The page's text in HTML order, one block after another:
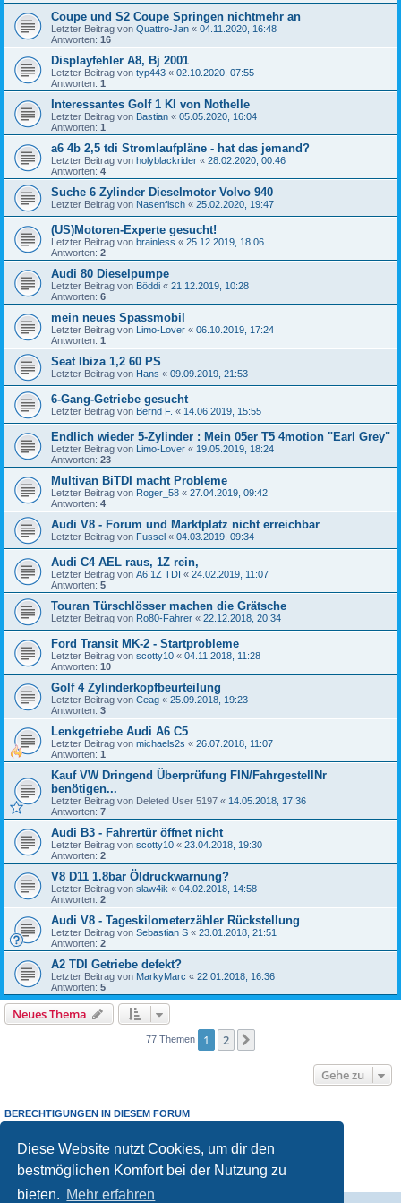
Diese Website nutzt Cookies, um dir den
bestmöglichen Komfort bei der Nutzung zu
bieten. Mehr erfahren
Coupe und S2 Coupe Springen nichtmehr an
Letzter Beitrag von Quattro-Jan « 04.11.2020, 16:48
Antworten: 16
Displayfehler A8, Bj 2001
Letzter Beitrag von typ443 « 02.10.2020, 07:55
Antworten: 1
Interessantes Golf 1 KI von Nothelle
Letzter Beitrag von Bastian « 05.05.2020, 16:04
Antworten: 1
a6 4b 2,5 tdi Stromlaufpläne - hat das jemand?
Letzter Beitrag von holyblackrider « 28.02.2020, 00:46
Antworten: 4
Suche 6 Zylinder Dieselmotor Volvo 940
Letzter Beitrag von Nasenfisch « 25.02.2020, 19:47
(US)Motoren-Experte gesucht!
Letzter Beitrag von brainless « 25.12.2019, 18:06
Antworten: 2
Audi 80 Dieselpumpe
Letzter Beitrag von Böddi « 21.12.2019, 10:28
Antworten: 6
mein neues Spassmobil
Letzter Beitrag von Limo-Lover « 06.10.2019, 17:24
Antworten: 1
Seat Ibiza 1,2 60 PS
Letzter Beitrag von Hans « 09.09.2019, 21:53
6-Gang-Getriebe gesucht
Letzter Beitrag von Bernd F. « 14.06.2019, 15:55
Endlich wieder 5-Zylinder : Mein 05er T5 4motion "Earl Grey"
Letzter Beitrag von Limo-Lover « 19.05.2019, 18:24
Antworten: 23
Multivan BiTDI macht Probleme
Letzter Beitrag von Roger_58 « 27.04.2019, 09:42
Antworten: 4
Audi V8 - Forum und Marktplatz nicht erreichbar
Letzter Beitrag von Fussel « 04.03.2019, 09:34
Audi C4 AEL raus, 1Z rein,
Letzter Beitrag von A6 1Z TDI « 24.02.2019, 11:07
Antworten: 5
Touran Türschlösser machen die Grätsche
Letzter Beitrag von Ro80-Fahrer « 22.12.2018, 20:34
Ford Transit MK-2 - Startprobleme
Letzter Beitrag von scotty10 « 04.11.2018, 11:28
Antworten: 10
Golf 4 Zylinderkopfbeurteilung
Letzter Beitrag von Ceag « 25.09.2018, 19:23
Antworten: 3
Lenkgetriebe Audi A6 C5
Letzter Beitrag von michaels2s « 26.07.2018, 11:07
Antworten: 1
Kauf VW Dringend Überprüfung FIN/FahrgestellNr
benötigen...
Letzter Beitrag von Deleted User 5197 « 14.05.2018, 17:36
Antworten: 7
Audi B3 - Fahrertür öffnet nicht
Letzter Beitrag von scotty10 « 23.04.2018, 19:30
Antworten: 2
V8 D11 1.8bar Öldruckwarnung?
Letzter Beitrag von slaw4ik « 04.02.2018, 14:58
Antworten: 2
Audi V8 - Tageskilometerzähler Rückstellung
Letzter Beitrag von Sebastian S « 23.01.2018, 21:51
Antworten: 2
A2 TDI Getriebe defekt?
Letzter Beitrag von MarkyMarc « 22.01.2018, 16:36
Antworten: 5
Neues Thema
77 Themen 1 2
Gehe zu
BERECHTIGUNGEN IN DIESEM FORUM
Du darfst
keine Antworten zu Themen in diesem Forum erstellen.
Du darfst deine Beiträge in diesem Forumnichtändern.
Du darfst deine Beiträge in diesem Forum nicht löschen.
keine